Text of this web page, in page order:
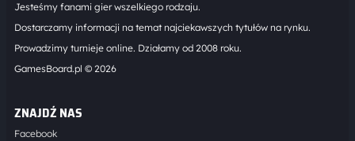
Jesteśmy fanami gier wszelkiego rodzaju.
Dostarczamy informacji na temat najciekawszych tytułów na rynku.
Prowadzimy turnieje online. Działamy od 2008 roku.
GamesBoard.pl © 2026
ZNAJDŹ NAS
Facebook